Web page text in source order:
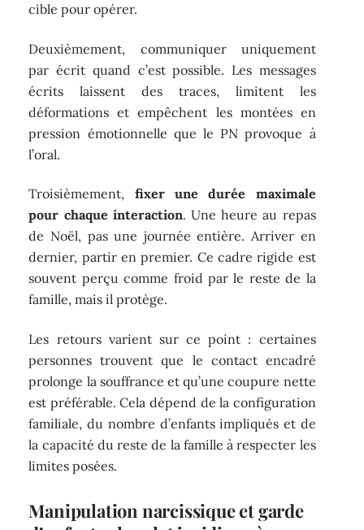
cible pour opérer.
Deuxièmement, communiquer uniquement
par écrit quand c’est possible. Les messages
écrits laissent des traces, limitent les
déformations et empêchent les montées en
pression émotionnelle que le PN provoque à
l’oral.
Troisièmement, fixer une durée maximale
pour chaque interaction. Une heure au repas
de Noël, pas une journée entière. Arriver en
dernier, partir en premier. Ce cadre rigide est
souvent perçu comme froid par le reste de la
famille, mais il protège.
Les retours varient sur ce point : certaines
personnes trouvent que le contact encadré
prolonge la souffrance et qu’une coupure nette
est préférable. Cela dépend de la configuration
familiale, du nombre d’enfants impliqués et de
la capacité du reste de la famille à respecter les
limites posées.
Manipulation narcissique et garde